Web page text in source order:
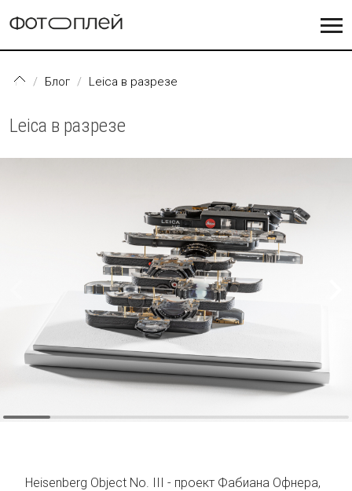
Блог Leica в разрезе
Leica в разрезе
Heisenberg Object No. III - проект Фабиана Офнера,